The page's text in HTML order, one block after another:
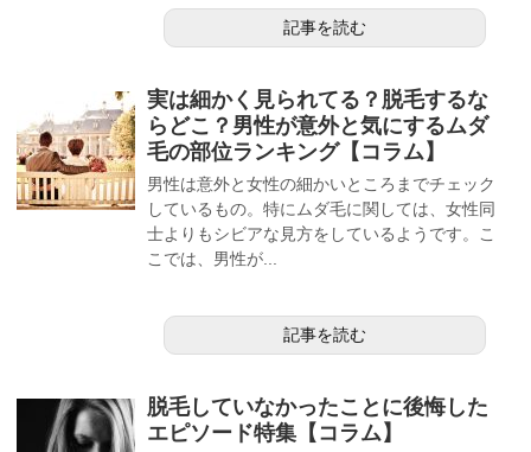
記事を読む
実は細かく見られてる？脱毛するな
らどこ？男性が意外と気にするムダ
毛の部位ランキング【コラム】
男性は意外と女性の細かいところまでチェック
しているもの。特にムダ毛に関しては、女性同
士よりもシビアな見方をしているようです。こ
こでは、男性が...
記事を読む
脱毛していなかったことに後悔した
エピソード特集【コラム】